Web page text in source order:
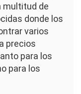
multitud de
donde los
varios
precios
para los
para los